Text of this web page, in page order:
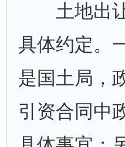
土地出让
具体约定。
是国土局，
引资合同中